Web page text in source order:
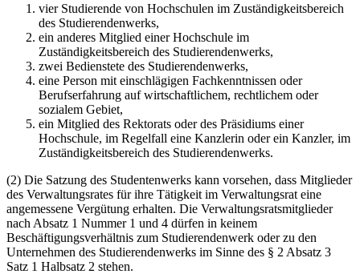
vier Studierende von Hochschulen im Zuständigkeitsbereich
des Studierendenwerks,
ein anderes Mitglied einer Hochschule im
Zuständigkeitsbereich des Studierendenwerks,
zwei Bedienstete des Studierendenwerks,
eine Person mit einschlägigen Fachkenntnissen oder
Berufserfahrung auf wirtschaftlichem, rechtlichem oder
sozialem Gebiet,
ein Mitglied des Rektorats oder des Präsidiums einer
Hochschule, im Regelfall eine Kanzlerin oder ein Kanzler, im
Zuständigkeitsbereich des Studierendenwerks.
(2) Die Satzung des Studentenwerks kann vorsehen, dass Mitglieder
des Verwaltungsrates für ihre Tätigkeit im Verwaltungsrat eine
angemessene Vergütung erhalten. Die Verwaltungsratsmitglieder
nach Absatz 1 Nummer 1 und 4 dürfen in keinem
Beschäftigungsverhältnis zum Studierendenwerk oder zu den
Unternehmen des Studierendenwerks im Sinne des § 2 Absatz 3
Satz 1 Halbsatz 2 stehen.